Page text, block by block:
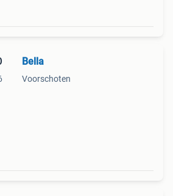
Bella
Voorschoten